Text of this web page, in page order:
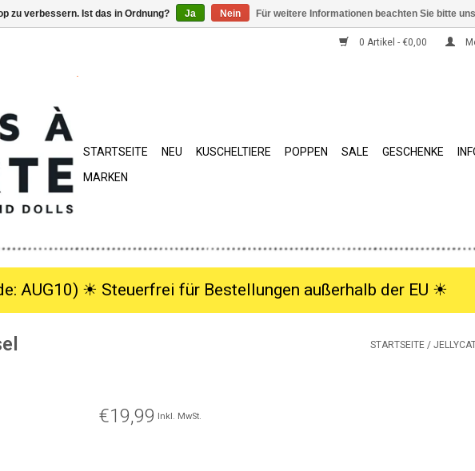
0 Artikel - €0,00
STARTSEITE NEU KUSCHELTIERE POPPEN SALE GESCHENKE
MARKEN
AUG10) ☀︎ Steuerfrei für Bestellungen außerhalb der EU ☀︎
STARTSEITE /
€19,99 Inkl. MwSt.
zu verbessern. Ist das in Ordnung? Ja Nein Für weitere Informationen beachten Sie bitte